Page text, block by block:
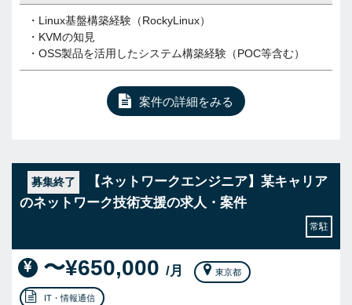
・Linux基盤構築経験（RockyLinux）
・KVMの知見
・OSS製品を活用したシステム構築経験（POC等含む）
案件の詳細をみる
募集終了
【ネットワークエンジニア】某キャリア
のネットワーク技術支援の求人・案件
常駐
〜¥650,000 /月 東京都
IT・情報通信